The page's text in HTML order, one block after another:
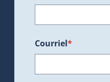
Courriel*